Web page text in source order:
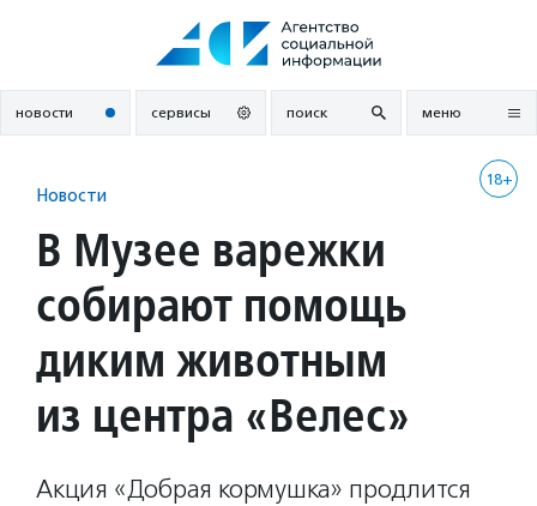
новости сервисы поиск меню
18+
Новости
В Музее варежки
собирают помощь
диким животным
из центра «Велес»
Акция «Добрая кормушка» продлится